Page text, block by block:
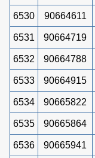
6530 90664611
6531 90664719
6532 90664788
6533 90664915
6534 90665822
6535 90665864
6536 90665941